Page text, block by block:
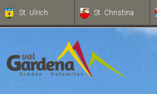
St. Ulrich St. Christina